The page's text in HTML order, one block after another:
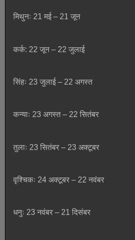
मिथुनः 21 मई – 21 जून
कर्क: 22 जून – 22 जुलाई
सिंहः 23 जुलाई – 22 अगस्त
कन्याः 23 अगस्त – 22 सितंबर
तुलाः 23 सितंबर – 23 अक्टूबर
वृश्चिकः 24 अक्टूबर – 22 नवंबर
धनुः 23 नवंबर – 21 दिसंबर